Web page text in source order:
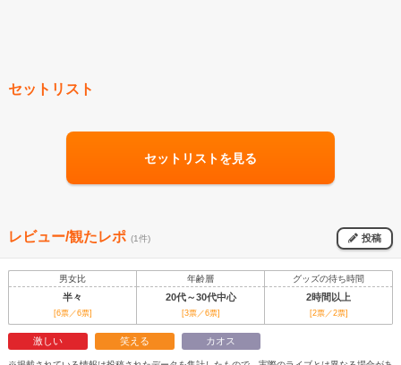
セットリスト
セットリストを見る
レビュー/観たレポ (1件) 投稿
男女比 年齢層 グッズの待ち時間
半々 20代～30代中心 2時間以上
[6票／6票] [3票／6票] [2票／2票]
激しい 笑える カオス